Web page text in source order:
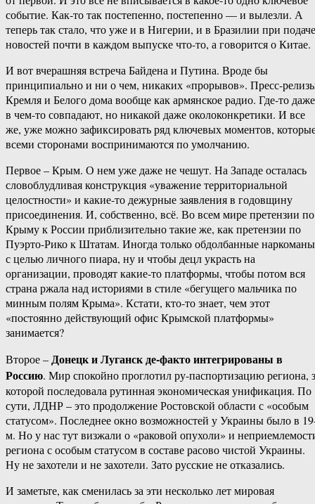
событие. Как-то так постепенно, постепенно — и вылезли. А
теперь так стало, что уже и в Нигерии, и в Бразилии при подаче
новостей почти в каждом выпуске что-то, а говорится о Китае.
И вот вчерашняя встреча Байдена и Путина. Вроде бы
принципиально и ни о чем, никаких «прорывов». Пресс-
Кремля и Белого дома вообще как армянское радио. Где-то даже
в чем-то совпадают, но никакой даже околоконкретики. И все
же, уже можно зафиксировать ряд ключевых моментов,
всеми сторонами воспринимаются по умолчанию.
Первое – Крым. О нем уже даже не чешут. На Западе осталась
словоблудливая конструкция «уважение территориальной
целостности» и какие-то дежурные заявления в годовщину
присоединения. И, собственно, всё. Во всем мире претензии по
Крыму к России приблизительно такие же, как претензии по
Пуэрто-Рико к Штатам. Иногда только обдолбанные наркоманы
с целью личного пиара, ну и чтобы децл украсть на
организации, проводят какие-то платформы, чтобы потом вся
страна ржала над историями в стиле «бегущего мальчика по
минным полям Крыма». Кстати, кто-то знает, чем этот
«постоянно действующий офис Крымской платформы»
занимается?
Второе –Донецк и Луганск де-факто интегрированы в
Россию. Мир спокойно проглотил ру-паспортизацию региона,
которой последовала рутинная экономическая унификация. По
сути, ЛДНР – это продолжение Ростовской области с «особым
статусом». Последнее окно возможностей у Украины было в
м. Но у нас тут визжали о «раковой опухоли» и
региона с особым статусом в составе расово чистой Украины.
Ну не захотели и не захотели. Зато русские не отказались.
И заметьте, как сменилась за эти несколько лет мировая